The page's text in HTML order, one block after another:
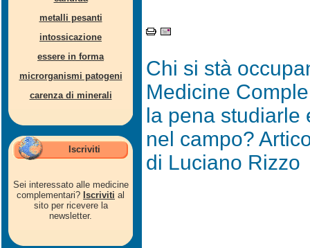
metalli pesanti
intossicazione
essere in forma
microrganismi patogeni
carenza di minerali
Iscriviti
Sei interessato alle medicine
complementari? Iscriviti al
sito per ricevere la
newsletter.
Chi si stà
Medicine
la pena studiarle
nel campo?
di Luciano Rizzo